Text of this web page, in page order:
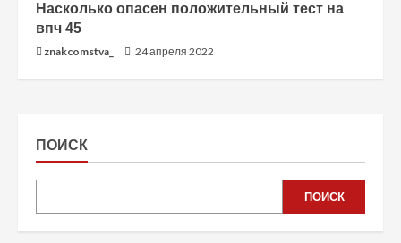
Насколько опасен положительный тест на
впч 45
znakcomstva_ 24 апреля 2022
ПОИСК
ПОИСК